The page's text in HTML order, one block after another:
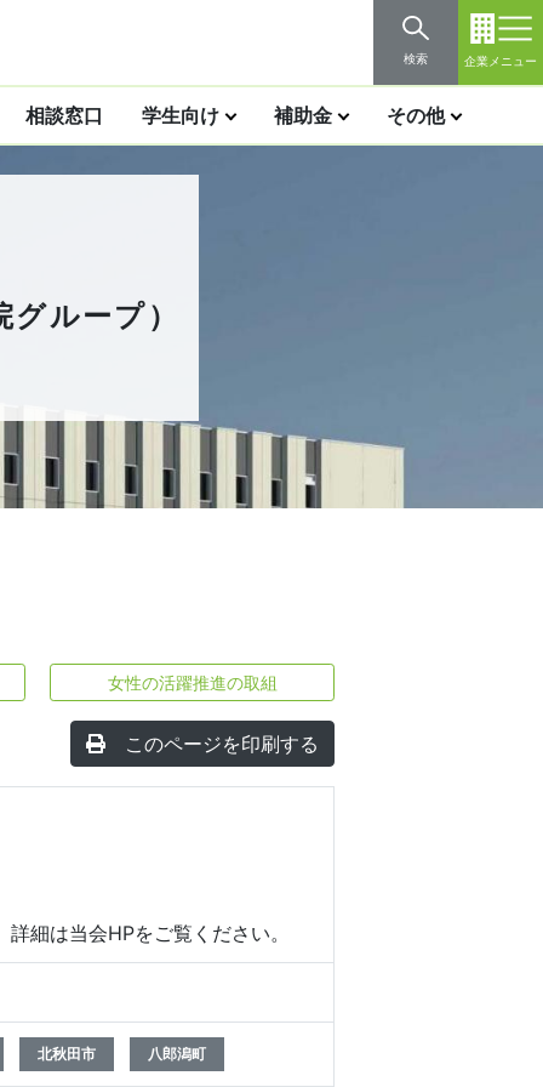
検索 企業メニュー
相談窓口 学生向け 補助金 その他
ループ）
女性の活躍推進の取組
このページを印刷する
細は当会HPをご覧ください。
北秋田市 八郎潟町